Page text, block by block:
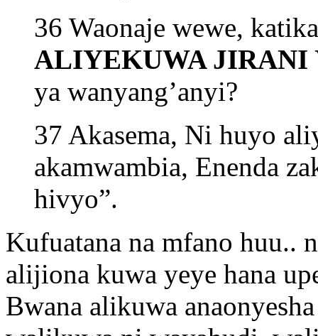
36 Waonaje wewe,
ALIYEKUWA JIRANI
ya wanyang’anyi?
37 Akasema, Ni huyo
akamwambia, Enenda
hivyo”.
Kufuatana na mfano huu..
alijiona kuwa yeye hana
Bwana alikuwa